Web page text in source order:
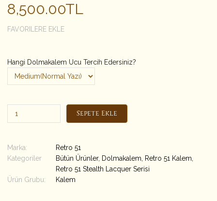
8,500.00TL
FAVORILERE EKLE
Hangi Dolmakalem Ucu Tercih Edersiniz?
Sepete Ekle
Marka:
Retro 51
Kategoriler
Bütün Ürünler, Dolmakalem Retro 51 Kalem
Retro 51 Stealth Lacquer Serisi
Ürün Grubu:
Kalem